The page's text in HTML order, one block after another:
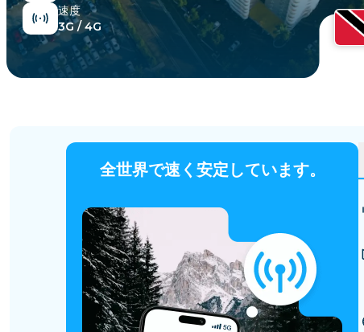
速度
3G / 4G
全世界で速く安定しています。